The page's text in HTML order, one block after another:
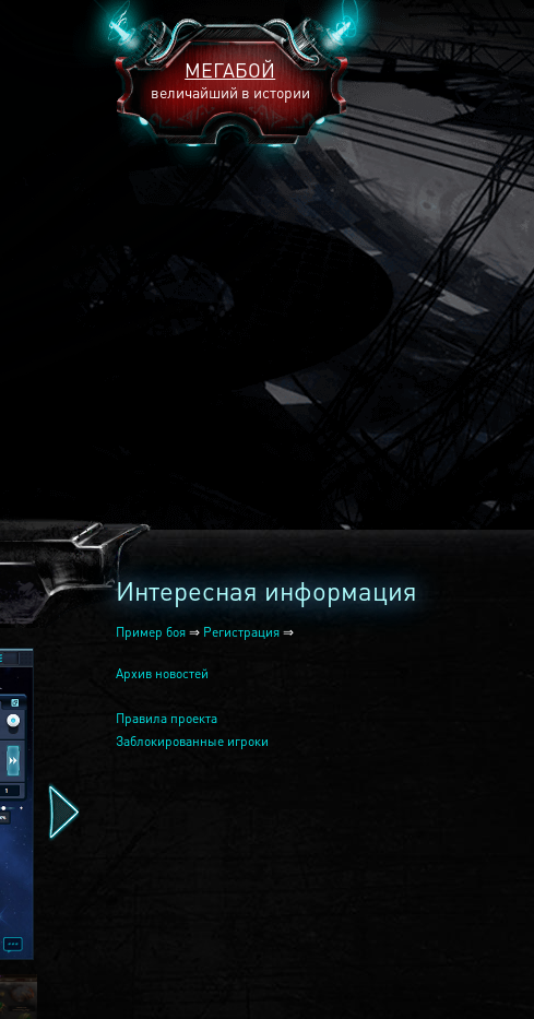
МЕГАБОЙ
величайший в истории
2240
Интересная информация
Пример боя ⇒ Регистрация ⇒
Архив новостей
Правила проекта
Заблокированные игроки